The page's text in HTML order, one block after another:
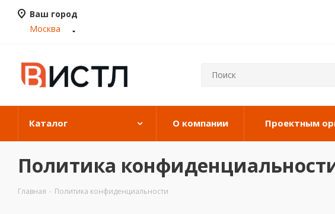
Ваш город
Москва
Каталог О компании Проектным
Политика
Главная - Политика конфиденциальности